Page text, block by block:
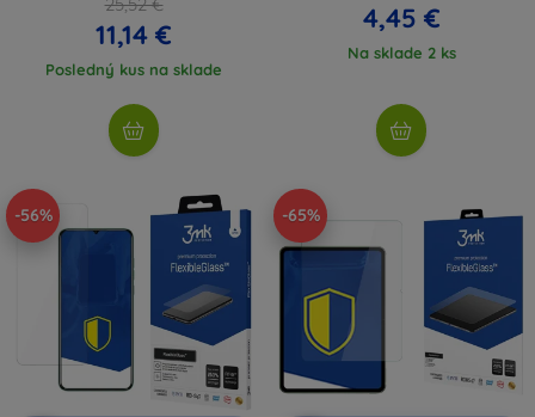
11,14 €
Posledný kus na sklade
4,45 €
Na sklade 2 ks
-56% -65%